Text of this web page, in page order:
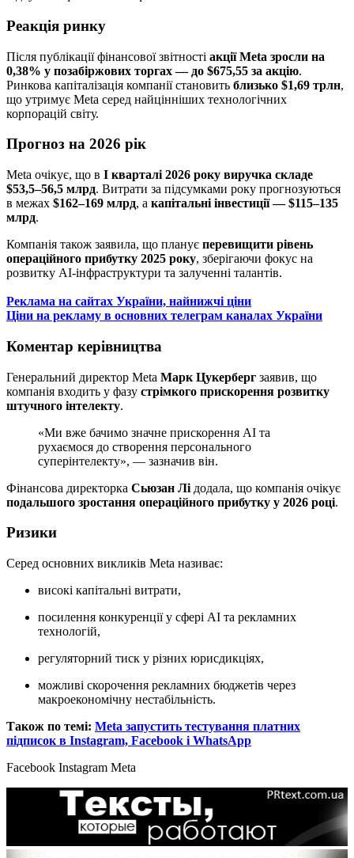
Реакція ринку
Після публікації фінансової звітності акції Meta зросли на
0,38% у позабіржових торгах — до $675,55 за акцію.
Ринкова капіталізація компанії становить близько $1,69 трлн,
що утримує Meta серед найцінніших технологічних
корпорацій світу.
Прогноз на 2026 рік
Meta очікує, що в I кварталі 2026 року виручка складе
$53,5–56,5 млрд. Витрати за підсумками року прогнозуються
в межах $162–169 млрд, а капітальні інвестиції — $115–135
млрд.
Компанія також заявила, що планує перевищити рівень
операційного прибутку 2025 року, зберігаючи фокус на
розвитку AI-інфраструктури та залученні талантів.
Реклама на сайтах України, найнижчі ціни
Ціни на рекламу в основних телеграм каналах України
Коментар керівництва
Генеральний директор Meta Марк Цукерберг заявив, що
компанія входить у фазу стрімкого прискорення розвитку
штучного інтелекту.
«Ми вже бачимо значне прискорення AI та
рухаємося до створення персонального
суперінтелекту», — зазначив він.
Фінансова директорка Сьюзан Лі додала, що компанія очікує
подальшого зростання операційного прибутку у 2026 році.
Ризики
Серед основних викликів Meta називає:
високі капітальні витрати,
посилення конкуренції у сфері AI та рекламних
технологій,
регуляторний тиск у різних юрисдикціях,
можливі скорочення рекламних бюджетів через
макроекономічну нестабільність.
Також по темі: Meta запустить тестування платних
підписок в Instagram, Facebook і WhatsApp
Facebook Instagram Meta